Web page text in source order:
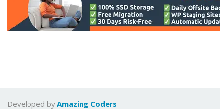
Developed by Amazing Coders